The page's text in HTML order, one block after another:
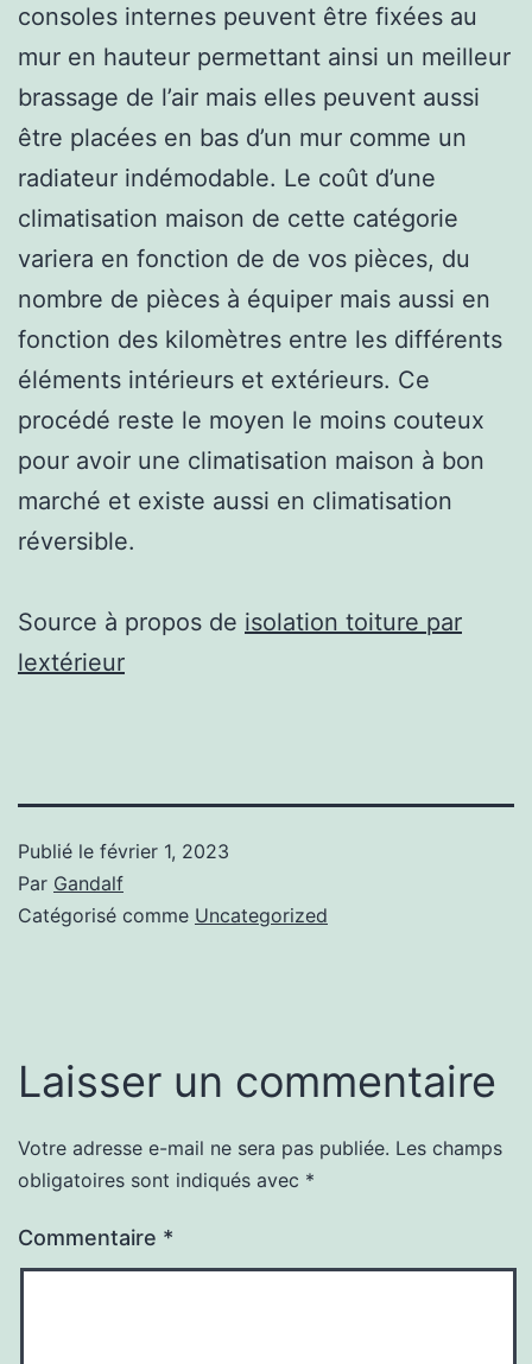
consoles internes peuvent être fixées au
mur en hauteur permettant ainsi un meilleur
brassage de l’air mais elles peuvent aussi
être placées en bas d’un mur comme un
radiateur indémodable. Le coût d’une
climatisation maison de cette catégorie
variera en fonction de de vos pièces, du
nombre de pièces à équiper mais aussi en
fonction des kilomètres entre les différents
éléments intérieurs et extérieurs. Ce
procédé reste le moyen le moins couteux
pour avoir une climatisation maison à bon
marché et existe aussi en climatisation
réversible.
Source à propos de isolation toiture par
lextérieur
Publié le février 1, 2023
Par Gandalf
Catégorisé comme Uncategorized
Laisser un commentaire
Votre adresse e-mail ne sera pas publiée. Les champs
obligatoires sont indiqués avec *
Commentaire *